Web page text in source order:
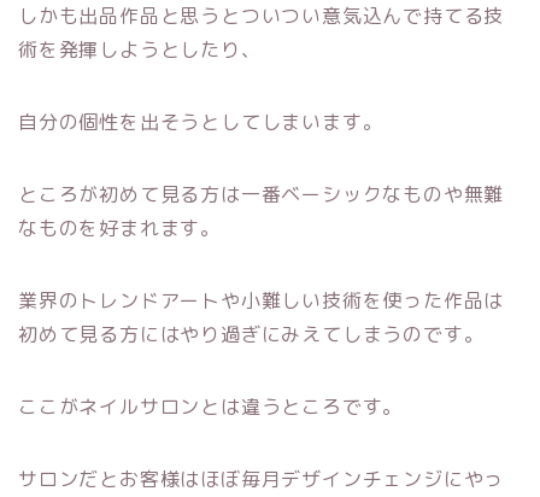
しかも出品作品と思うとついつい意気込んで持てる技
術を発揮しようとしたり、
自分の個性を出そうとしてしまいます。
ところが初めて見る方は一番ベーシックなものや無難
なものを好まれます。
業界のトレンドアートや小難しい技術を使った作品は
初めて見る方にはやり過ぎにみえてしまうのです。
ここがネイルサロンとは違うところです。
サロンだとお客様はほぼ毎月デザインチェンジにやっ